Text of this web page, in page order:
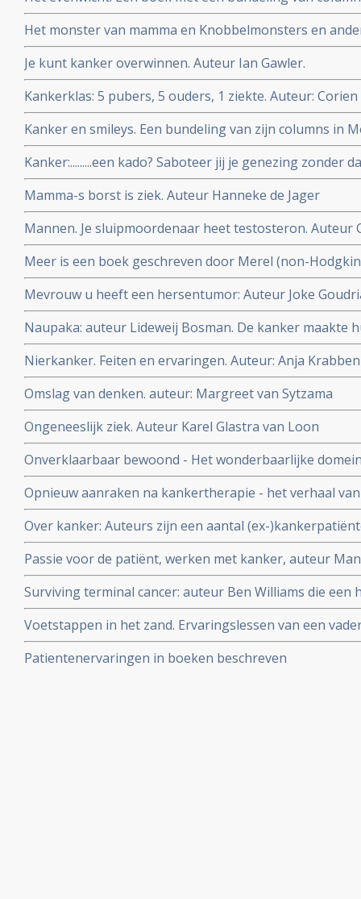
ziekte, uitgezaaide darmkanker, samengesteld door
Het monster van mamma en Knobbelmonsters en
van Marleen Mutsaers (zelf borstkankerpatiente) voor
ouders kanker heeft.
Je kunt kanker overwinnen. Auteur Ian Gawler.
Kankerklas: 5 pubers, 5 ouders, 1 ziekte. Auteur:
Kanker en smileys. Een bundeling van zijn columns in
Wolffers
Kanker:.........een kado? Saboteer jij je genezing zonder
Auteur Yvette van Boven
Mamma-s borst is ziek. Auteur Hanneke de Jager
Mannen. Je sluipmoordenaar heet testosteron. Auteur
Meer is een boek geschreven door Merel (non-
ontroerend boek naar mijn mening.
Mevrouw u heeft een hersentumor: Auteur Joke
Naupaka: auteur Lideweij Bosman. De kanker maakte
voor haar partner stierf
Nierkanker. Feiten en ervaringen. Auteur: Anja Krabben
Omslag van denken. auteur: Margreet van Sytzama
Ongeneeslijk ziek. Auteur Karel Glastra van Loon
Onverklaarbaar bewoond - Het wonderbaarlijke
Opnieuw aanraken na kankertherapie - het verhaal
Nijhuis
Over kanker: Auteurs zijn een aantal (ex-
Passie voor de patiënt, werken met kanker, auteur
heeft zelf borstkanker
Surviving terminal cancer: auteur Ben Williams die
Glioblastoma overleefde met een mix van bekende
Voetstappen in het zand. Ervaringslessen van een
Bert van Ravenswaaij beschrijft de jaren dat Lars, zijn
Patientenervaringen in boeken beschreven